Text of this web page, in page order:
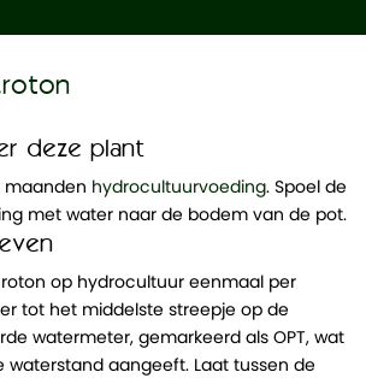
deze plant
maanden hydrocultuurvoeding. Spoel de
met water naar de bodem van de pot.
op hydrocultuur eenmaal per
tot het middelste streepje op de
watermeter, gemarkeerd als OPT, wat
waterstand aangeeft. Laat tussen de